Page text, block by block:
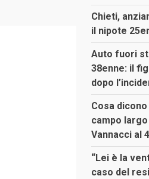
Chieti,
il nipote
Auto fuori
38enne: il
dopo
Cosa
campo
Vannacci al
“Lei è la
caso del